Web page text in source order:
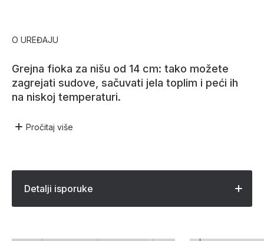
O UREĐAJU
Grejna fioka za nišu od 14 cm: tako možete
zagrejati sudove, sačuvati jela toplim i peći ih
na niskoj temperaturi.
Pročitaj više
Detalji isporuke